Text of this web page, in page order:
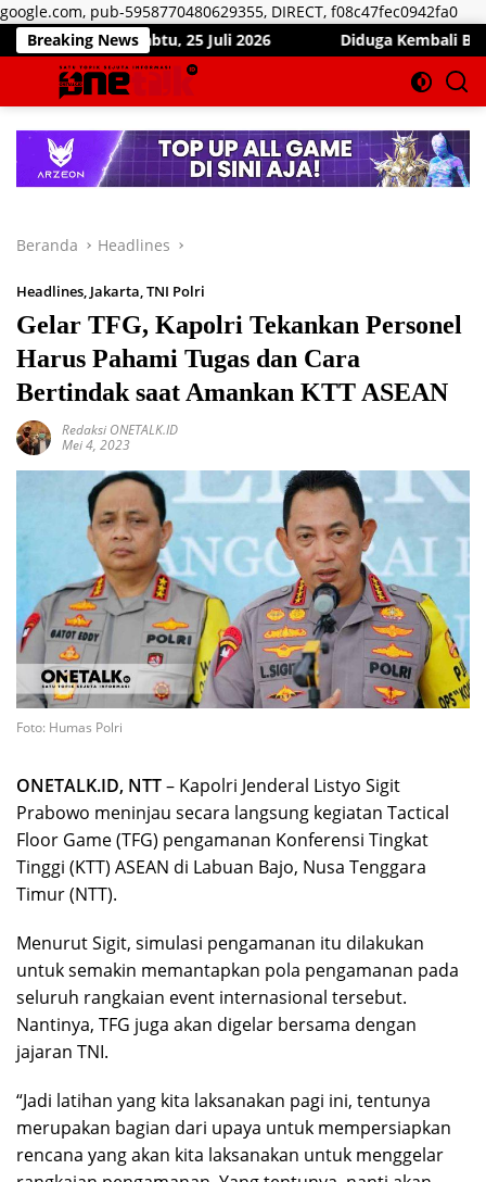
google.com, pub-5958770480629355, DIRECT, f08c47fec0942fa0
ke
Breaking News
Sabtu, 25 Juli 2026 Diduga Kembali Beroperasi,
Beranda Headlines
Headlines, Jakarta,TNI Polri
Gelar TFG, Kapolri Tekankan Personel
Harus Pahami Tugas dan Cara
Bertindak saat Amankan KTT ASEAN
Redaksi ONETALK.ID
Mei 4, 2023
Foto: Humas Polri
ONETALK.ID, NTT– Kapolri Jenderal Listyo Sigit
Prabowo meninjau secara langsung kegiatan Tactical
Floor Game (TFG) pengamanan Konferensi Tingkat
Tinggi (KTT) ASEAN di Labuan Bajo, Nusa Tenggara
Timur (NTT).
Menurut Sigit, simulasi pengamanan itu dilakukan
untuk semakin memantapkan pola pengamanan pada
seluruh rangkaian event internasional tersebut.
Nantinya, TFG juga akan digelar bersama dengan
jajaran TNI.
“Jadi latihan yang kita laksanakan pagi ini, tentunya
merupakan bagian dari upaya untuk mempersiapkan
rencana yang akan kita laksanakan untuk menggelar